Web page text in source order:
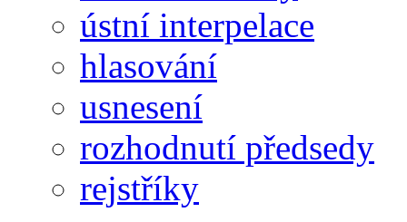
ústní interpelace
hlasování
usnesení
rozhodnutí předsedy
rejstříky